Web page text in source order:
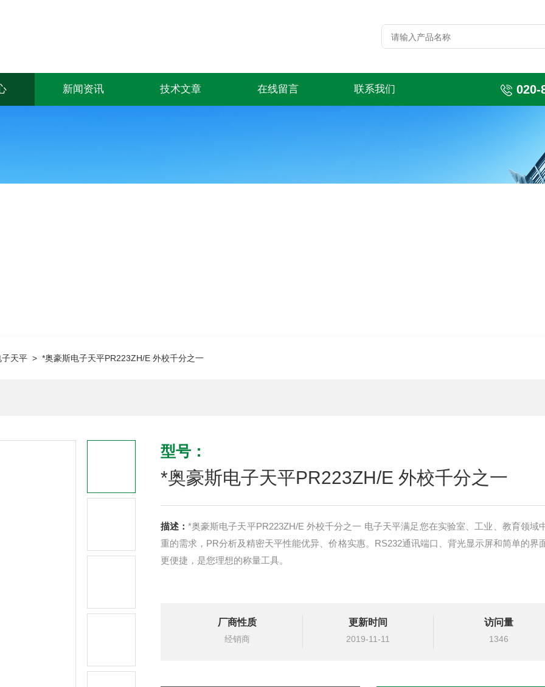
新闻资讯 技术文章 在线留言 联系我们 020-
天平 > *奥豪斯电子天平PR223ZH/E 外校千分之一
型号：
*奥豪斯电子天平PR223ZH/E 外校千分之一
描述： *奥豪斯电子天平PR223ZH/E 外校千分之一 电子天平满足您在实验室、工业、教育领域
重的需求，PR分析及精密天平性能优异、价格实惠。RS232通讯端口、背光显示屏和简单的界
更便捷，是您理想的称量工具。
厂商性质
经销商
更新时间
2019-11-11
访问量
1346